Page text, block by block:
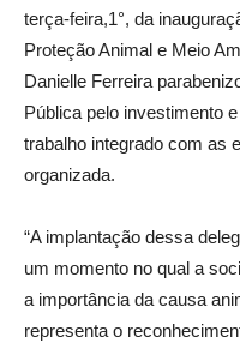
terça-feira,1°, da
Proteção Animal e Meio
Danielle Ferreira
Pública pelo investimento
trabalho integrado com as
organizada.
“A implantação dessa
um momento no qual a
a importância da causa
representa o